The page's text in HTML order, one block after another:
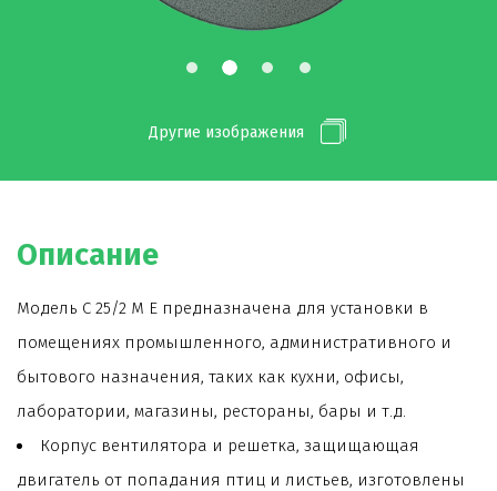
Другие изображения
Описание
Модель C 25/2 M E предназначена для установки в
помещениях промышленного, административного и
бытового назначения, таких как кухни, офисы,
лаборатории, магазины, рестораны, бары и т.д.
Корпус вентилятора и решетка, защищающая
двигатель от попадания птиц и листьев, изготовлены